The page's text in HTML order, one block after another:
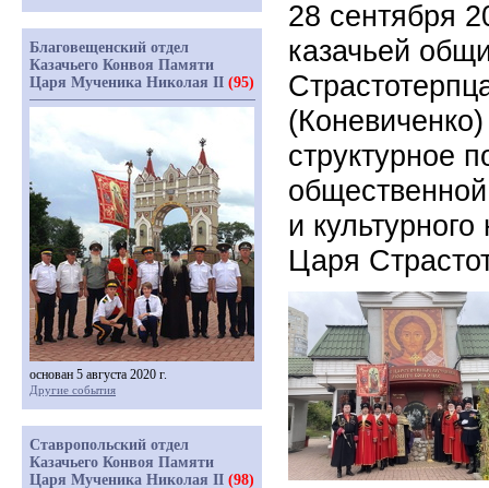
28 сентября
казачьей
структурное
и
Царя
Благовещенский отдел
Казачьего Конвоя Памяти
Царя Мученика Николая II (95)
основан 5 августа 2020 г.
Другие события
Ставропольский отдел
Казачьего Конвоя Памяти
Царя Мученика Николая II (98)